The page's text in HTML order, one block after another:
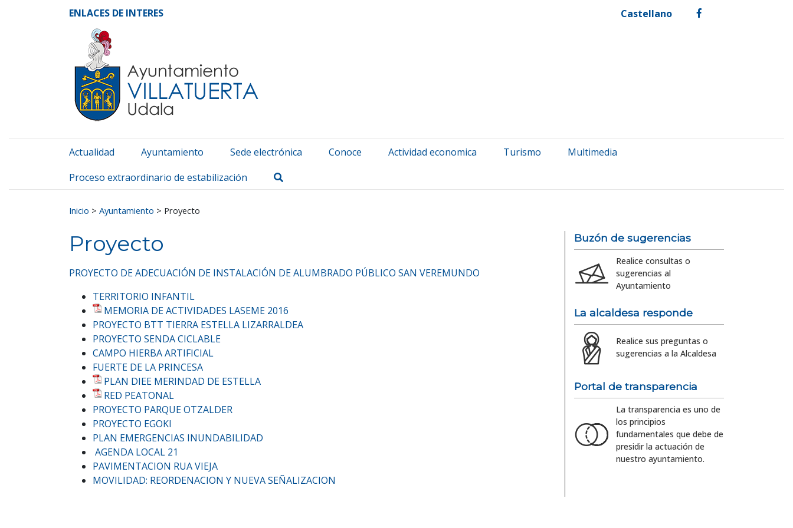
Ayuntamiento de Villatuerta Udala
ENLACES DE INTERES Castellano facebook
Actualidad Ayuntamiento Sede electrónica Conoce Actividad economica Turismo
Multimedia
Proceso extraordinario de estabilización
Inicio > Ayuntamiento > Proyecto
Proyecto
PROYECTO DE ADECUACIÓN DE INSTALACIÓN DE ALUMBRADO PÚBLICO SAN VEREMUNDO
TERRITORIO INFANTIL
MEMORIA DE ACTIVIDADES LASEME 2016
PROYECTO BTT TIERRA ESTELLA LIZARRALDEA
PROYECTO SENDA CICLABLE
CAMPO HIERBA ARTIFICIAL
FUERTE DE LA PRINCESA
PLAN DIEE MERINDAD DE ESTELLA
RED PEATONAL
PROYECTO PARQUE OTZALDER
PROYECTO EGOKI
PLAN EMERGENCIAS INUNDABILIDAD
AGENDA LOCAL 21
PAVIMENTACION RUA VIEJA
MOVILIDAD: REORDENACION Y NUEVA SEÑALIZACION
Buzón de sugerencias
Realice consultas o
sugerencias al
Ayuntamiento
La alcaldesa responde
Realice sus preguntas o
sugerencias a la Alcaldesa
Portal de transparencia
La transparencia es uno de
los principios
fundamentales que debe de
presidir la actuación de
nuestro ayuntamiento.